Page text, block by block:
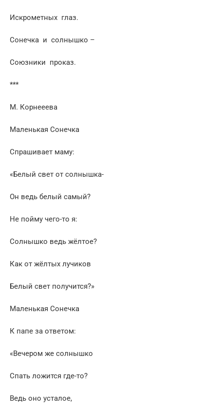
Искрометных глаз.
Сонечка и солнышко –
Союзники проказ.
***
М. Корнееева
Маленькая Сонечка
Спрашивает маму:
«Белый свет от солнышка-
Он ведь белый самый?
Не пойму чего-то я:
Солнышко ведь жёлтое?
Как от жёлтых лучиков
Белый свет получится?»
Маленькая Сонечка
К папе за ответом:
«Вечером же солнышко
Спать ложится где-то?
Ведь оно усталое,